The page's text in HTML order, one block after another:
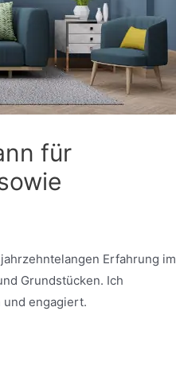
für
Erfahrung im
Grundstücken. Ich
engagiert.